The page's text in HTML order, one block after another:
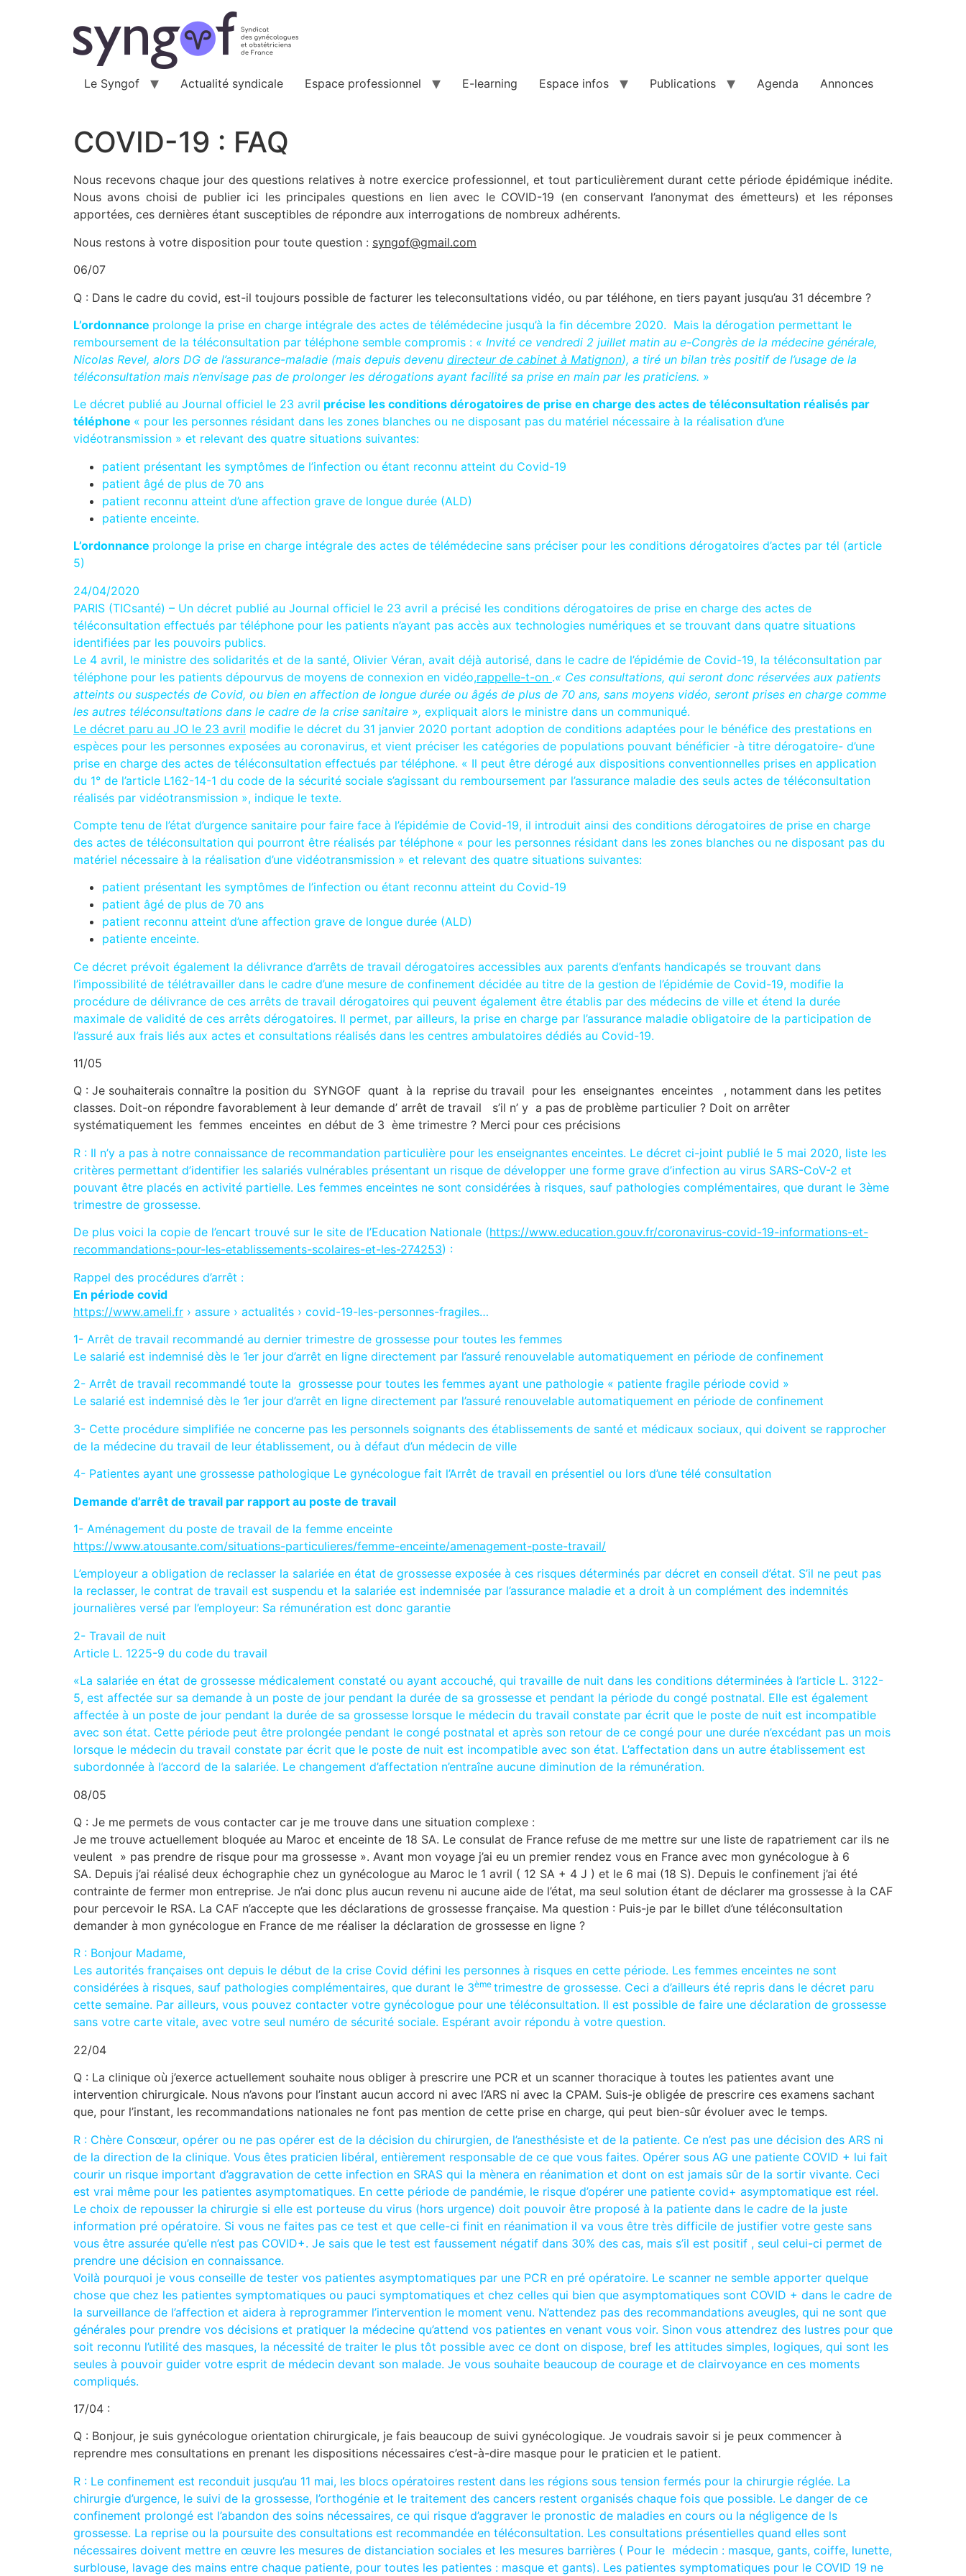
Le Syngof Actualité syndicale Espace professionnel E-learning Espace infos Publications Agenda Annonces
COVID-19 : FAQ
Nous recevons chaque jour des questions relatives à notre exercice professionnel, et tout particulièrement durant cette période épidémique inédite.
Nous avons choisi de publier ici les principales questions en lien avec le COVID-19 (en conservant l’anonymat des émetteurs) et les réponses
apportées, ces dernières étant susceptibles de répondre aux interrogations de nombreux adhérents.
Nous restons à votre disposition pour toute question : syngof@gmail.com
06/07
Q : Dans le cadre du covid, est-il toujours possible de facturer les teleconsultations vidéo, ou par téléhone, en tiers payant jusqu’au 31 décembre ?
L’ordonnance prolonge la prise en charge intégrale des actes de télémédecine jusqu’à la fin décembre 2020. Mais la dérogation permettant le
remboursement de la téléconsultation par téléphone semble compromis : « Invité ce vendredi 2 juillet matin au e-Congrès de la médecine générale,
Nicolas Revel, alors DG de l’assurance-maladie (mais depuis devenu directeur de cabinet à Matignon), a tiré un bilan très positif de l’usage de la
téléconsultation mais n’envisage pas de prolonger les dérogations ayant facilité sa prise en main par les praticiens. »
Le décret publié au Journal officiel le 23 avril précise les conditions dérogatoires de prise en charge des actes de téléconsultation réalisés par
téléphone « pour les personnes résidant dans les zones blanches ou ne disposant pas du matériel nécessaire à la réalisation d’une
vidéotransmission » et relevant des quatre situations suivantes:
patient présentant les symptômes de l’infection ou étant reconnu atteint du Covid-19
patient âgé de plus de 70 ans
patient reconnu atteint d’une affection grave de longue durée (ALD)
patiente enceinte.
L’ordonnance prolonge la prise en charge intégrale des actes de télémédecine sans préciser pour les conditions dérogatoires d’actes par tél (article
5)
24/04/2020
PARIS (TICsanté) – Un décret publié au Journal officiel le 23 avril a précisé les conditions dérogatoires de prise en charge des actes de
téléconsultation effectués par téléphone pour les patients n’ayant pas accès aux technologies numériques et se trouvant dans quatre situations
identifiées par les pouvoirs publics.
Le 4 avril, le ministre des solidarités et de la santé, Olivier Véran, avait déjà autorisé, dans le cadre de l’épidémie de Covid-19, la téléconsultation par
téléphone pour les patients dépourvus de moyens de connexion en vidéo,rappelle-t-on .« Ces consultations, qui seront donc réservées aux patients
atteints ou suspectés de Covid, ou bien en affection de longue durée ou âgés de plus de 70 ans, sans moyens vidéo, seront prises en charge comme
les autres téléconsultations dans le cadre de la crise sanitaire », expliquait alors le ministre dans un communiqué.
Le décret paru au JO le 23 avril modifie le décret du 31 janvier 2020 portant adoption de conditions adaptées pour le bénéfice des prestations en
espèces pour les personnes exposées au coronavirus, et vient préciser les catégories de populations pouvant bénéficier -à titre dérogatoire- d’une
prise en charge des actes de téléconsultation effectués par téléphone. « Il peut être dérogé aux dispositions conventionnelles prises en application
du 1° de l’article L162-14-1 du code de la sécurité sociale s’agissant du remboursement par l’assurance maladie des seuls actes de téléconsultation
réalisés par vidéotransmission », indique le texte.
Compte tenu de l’état d’urgence sanitaire pour faire face à l’épidémie de Covid-19, il introduit ainsi des conditions dérogatoires de prise en charge
des actes de téléconsultation qui pourront être réalisés par téléphone « pour les personnes résidant dans les zones blanches ou ne disposant pas du
matériel nécessaire à la réalisation d’une vidéotransmission » et relevant des quatre situations suivantes:
patient présentant les symptômes de l’infection ou étant reconnu atteint du Covid-19
patient âgé de plus de 70 ans
patient reconnu atteint d’une affection grave de longue durée (ALD)
patiente enceinte.
Ce décret prévoit également la délivrance d’arrêts de travail dérogatoires accessibles aux parents d’enfants handicapés se trouvant dans
l’impossibilité de télétravailler dans le cadre d’une mesure de confinement décidée au titre de la gestion de l’épidémie de Covid-19, modifie la
procédure de délivrance de ces arrêts de travail dérogatoires qui peuvent également être établis par des médecins de ville et étend la durée
maximale de validité de ces arrêts dérogatoires. Il permet, par ailleurs, la prise en charge par l’assurance maladie obligatoire de la participation de
l’assuré aux frais liés aux actes et consultations réalisés dans les centres ambulatoires dédiés au Covid-19.
11/05
Q : Je souhaiterais connaître la position du SYNGOF quant à la reprise du travail pour les enseignantes enceintes , notamment dans les petites
classes. Doit-on répondre favorablement à leur demande d’ arrêt de travail s’il n’ y a pas de problème particulier ? Doit on arrêter
systématiquement les femmes enceintes en début de 3 ème trimestre ? Merci pour ces précisions
R : Il n’y a pas à notre connaissance de recommandation particulière pour les enseignantes enceintes. Le décret ci-joint publié le 5 mai 2020, liste les
critères permettant d’identifier les salariés vulnérables présentant un risque de développer une forme grave d’infection au virus SARS-CoV-2 et
pouvant être placés en activité partielle. Les femmes enceintes ne sont considérées à risques, sauf pathologies complémentaires, que durant le 3ème
trimestre de grossesse.
De plus voici la copie de l’encart trouvé sur le site de l’Education Nationale (https://www.education.gouv.fr/coronavirus-covid-19-informations-et-
recommandations-pour-les-etablissements-scolaires-et-les-274253) :
Rappel des procédures d’arrêt :
En période covid
https://www.ameli.fr › assure › actualités › covid-19-les-personnes-fragiles…
1- Arrêt de travail recommandé au dernier trimestre de grossesse pour toutes les femmes
Le salarié est indemnisé dès le 1er jour d’arrêt en ligne directement par l’assuré renouvelable automatiquement en période de confinement
2- Arrêt de travail recommandé toute la grossesse pour toutes les femmes ayant une pathologie « patiente fragile période covid »
Le salarié est indemnisé dès le 1er jour d’arrêt en ligne directement par l’assuré renouvelable automatiquement en période de confinement
3- Cette procédure simplifiée ne concerne pas les personnels soignants des établissements de santé et médicaux sociaux, qui doivent se rapprocher
de la médecine du travail de leur établissement, ou à défaut d’un médecin de ville
4- Patientes ayant une grossesse pathologique Le gynécologue fait l’Arrêt de travail en présentiel ou lors d’une télé consultation
Demande d’arrêt de travail par rapport au poste de travail
1- Aménagement du poste de travail de la femme enceinte
https://www.atousante.com/situations-particulieres/femme-enceinte/amenagement-poste-travail/
L’employeur a obligation de reclasser la salariée en état de grossesse exposée à ces risques déterminés par décret en conseil d’état. S’il ne peut pas
la reclasser, le contrat de travail est suspendu et la salariée est indemnisée par l’assurance maladie et a droit à un complément des indemnités
journalières versé par l’employeur: Sa rémunération est donc garantie
2- Travail de nuit
Article L. 1225-9 du code du travail
«La salariée en état de grossesse médicalement constaté ou ayant accouché, qui travaille de nuit dans les conditions déterminées à l’article L. 3122-
5, est affectée sur sa demande à un poste de jour pendant la durée de sa grossesse et pendant la période du congé postnatal. Elle est également
affectée à un poste de jour pendant la durée de sa grossesse lorsque le médecin du travail constate par écrit que le poste de nuit est incompatible
avec son état. Cette période peut être prolongée pendant le congé postnatal et après son retour de ce congé pour une durée n’excédant pas un mois
lorsque le médecin du travail constate par écrit que le poste de nuit est incompatible avec son état. L’affectation dans un autre établissement est
subordonnée à l’accord de la salariée. Le changement d’affectation n’entraîne aucune diminution de la rémunération.
08/05
Q : Je me permets de vous contacter car je me trouve dans une situation complexe :
Je me trouve actuellement bloquée au Maroc et enceinte de 18 SA. Le consulat de France refuse de me mettre sur une liste de rapatriement car ils ne
veulent » pas prendre de risque pour ma grossesse ». Avant mon voyage j’ai eu un premier rendez vous en France avec mon gynécologue à 6
SA. Depuis j’ai réalisé deux échographie chez un gynécologue au Maroc le 1 avril ( 12 SA + 4 J ) et le 6 mai (18 S). Depuis le confinement j’ai été
contrainte de fermer mon entreprise. Je n’ai donc plus aucun revenu ni aucune aide de l’état, ma seul solution étant de déclarer ma grossesse à la CAF
pour percevoir le RSA. La CAF n’accepte que les déclarations de grossesse française. Ma question : Puis-je par le billet d’une téléconsultation
demander à mon gynécologue en France de me réaliser la déclaration de grossesse en ligne ?
R : Bonjour Madame,
Les autorités françaises ont depuis le début de la crise Covid défini les personnes à risques en cette période. Les femmes enceintes ne sont
considérées à risques, sauf pathologies complémentaires, que durant le 3ème trimestre de grossesse. Ceci a d’ailleurs été repris dans le décret paru
cette semaine. Par ailleurs, vous pouvez contacter votre gynécologue pour une téléconsultation. Il est possible de faire une déclaration de grossesse
sans votre carte vitale, avec votre seul numéro de sécurité sociale. Espérant avoir répondu à votre question.
22/04
Q : La clinique où j’exerce actuellement souhaite nous obliger à prescrire une PCR et un scanner thoracique à toutes les patientes avant une
intervention chirurgicale. Nous n’avons pour l’instant aucun accord ni avec l’ARS ni avec la CPAM. Suis-je obligée de prescrire ces examens sachant
que, pour l’instant, les recommandations nationales ne font pas mention de cette prise en charge, qui peut bien-sûr évoluer avec le temps.
R : Chère Consœur, opérer ou ne pas opérer est de la décision du chirurgien, de l’anesthésiste et de la patiente. Ce n’est pas une décision des ARS ni
de la direction de la clinique. Vous êtes praticien libéral, entièrement responsable de ce que vous faites. Opérer sous AG une patiente COVID + lui fait
courir un risque important d’aggravation de cette infection en SRAS qui la mènera en réanimation et dont on est jamais sûr de la sortir vivante. Ceci
est vrai même pour les patientes asymptomatiques. En cette période de pandémie, le risque d’opérer une patiente covid+ asymptomatique est réel.
Le choix de repousser la chirurgie si elle est porteuse du virus (hors urgence) doit pouvoir être proposé à la patiente dans le cadre de la juste
information pré opératoire. Si vous ne faites pas ce test et que celle-ci finit en réanimation il va vous être très difficile de justifier votre geste sans
vous être assurée qu’elle n’est pas COVID+. Je sais que le test est faussement négatif dans 30% des cas, mais s’il est positif , seul celui-ci permet de
prendre une décision en connaissance.
Voilà pourquoi je vous conseille de tester vos patientes asymptomatiques par une PCR en pré opératoire. Le scanner ne semble apporter quelque
chose que chez les patientes symptomatiques ou pauci symptomatiques et chez celles qui bien que asymptomatiques sont COVID + dans le cadre de
la surveillance de l’affection et aidera à reprogrammer l’intervention le moment venu. N’attendez pas des recommandations aveugles, qui ne sont que
générales pour prendre vos décisions et pratiquer la médecine qu’attend vos patientes en venant vous voir. Sinon vous attendrez des lustres pour que
soit reconnu l’utilité des masques, la nécessité de traiter le plus tôt possible avec ce dont on dispose, bref les attitudes simples, logiques, qui sont les
seules à pouvoir guider votre esprit de médecin devant son malade. Je vous souhaite beaucoup de courage et de clairvoyance en ces moments
compliqués.
17/04 :
Q : Bonjour, je suis gynécologue orientation chirurgicale, je fais beaucoup de suivi gynécologique. Je voudrais savoir si je peux commencer à
reprendre mes consultations en prenant les dispositions nécessaires c’est-à-dire masque pour le praticien et le patient.
R : Le confinement est reconduit jusqu’au 11 mai, les blocs opératoires restent dans les régions sous tension fermés pour la chirurgie réglée. La
chirurgie d’urgence, le suivi de la grossesse, l’orthogénie et le traitement des cancers restent organisés chaque fois que possible. Le danger de ce
confinement prolongé est l’abandon des soins nécessaires, ce qui risque d’aggraver le pronostic de maladies en cours ou la négligence de ls
grossesse. La reprise ou la poursuite des consultations est recommandée en téléconsultation. Les consultations présentielles quand elles sont
nécessaires doivent mettre en œuvre les mesures de distanciation sociales et les mesures barrières ( Pour le médecin : masque, gants, coiffe, lunette,
surblouse, lavage des mains entre chaque patiente, pour toutes les patientes : masque et gants). Les patientes symptomatiques pour le COVID 19 ne